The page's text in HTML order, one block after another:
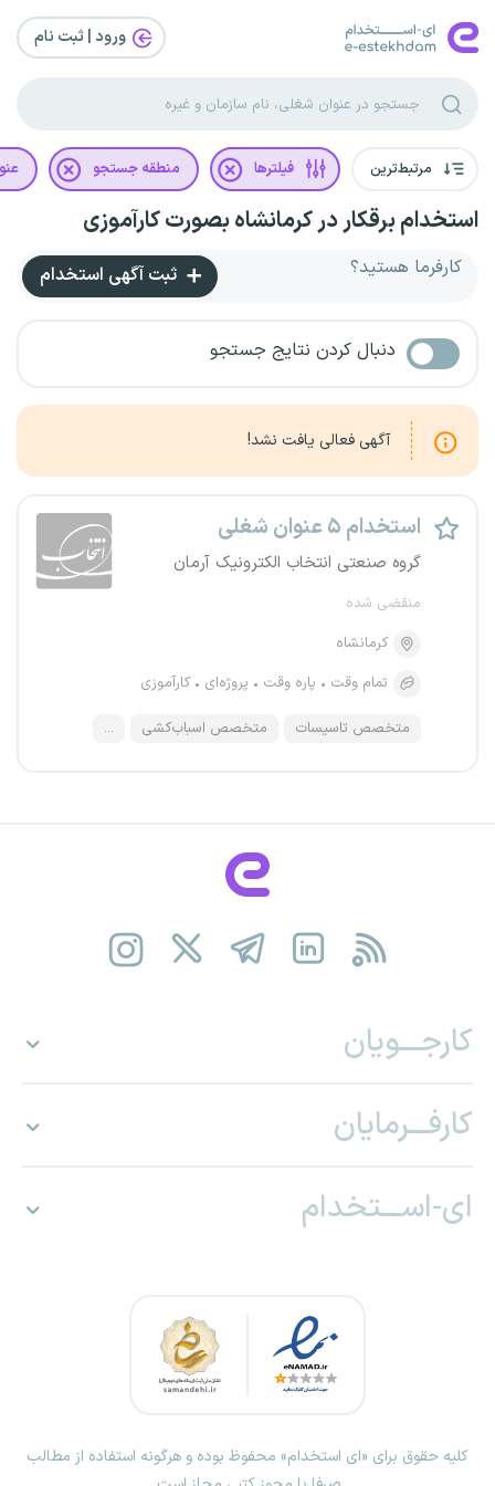
ورود | ثبت‌ نام
مرتبط‌ترین فیلترها منطقه جستجو
استخدام برقکار در کرمانشاه بصورت کارآموزی
کارفرما هستید؟ ثبت آگهی استخدام
دنبال کردن نتایج جستجو
آگهی فعالی یافت نشد!
استخدام ۵ عنوان شغلی
گروه صنعتی انتخاب الکترونیک آرمان
منقضی شده
کرمانشاه
تمام وقت
پاره وقت پروژه‌ای کارآموزی
متخصص تاسیسات متخصص اسباب‌کشی ...
کارجـــویان
کارفـــرمایان
ای-اســـتخدام
کلیه حقوق برای «ای استخدام» محفوظ بوده و هرگونه استفاده از مطالب